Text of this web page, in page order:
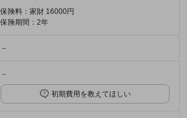
保険料：家財 16000円
保険期間：2年
－
－
初期費用を教えてほしい